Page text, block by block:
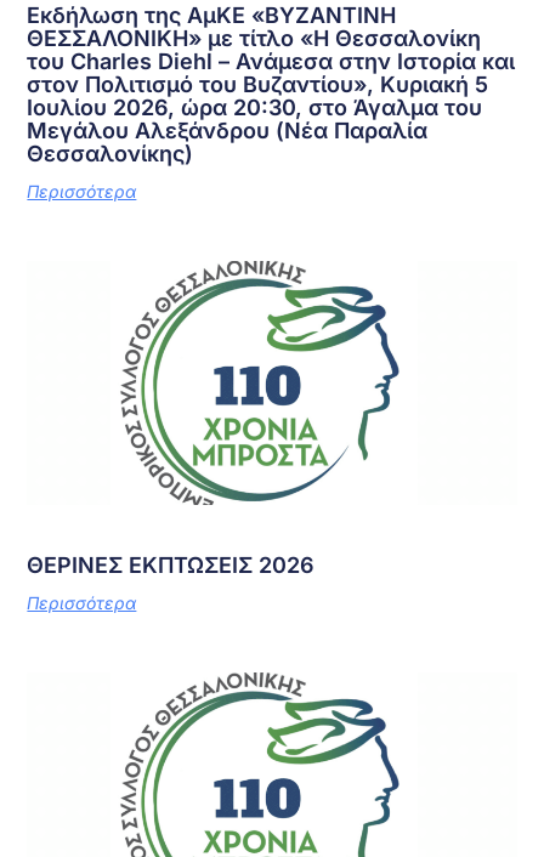
Εκδήλωση της ΑμΚΕ «ΒΥΖΑΝΤΙΝΗ
ΘΕΣΣΑΛΟΝΙΚΗ» με τίτλο «Η Θεσσαλονίκη
του Charles Diehl – Ανάμεσα στην Ιστορία και
στον Πολιτισμό του Βυζαντίου», Κυριακή 5
Ιουλίου 2026, ώρα 20:30, στο Άγαλμα του
Μεγάλου Αλεξάνδρου (Νέα Παραλία
Θεσσαλονίκης)
Περισσότερα
ΘΕΡΙΝΕΣ ΕΚΠΤΩΣΕΙΣ 2026
Περισσότερα